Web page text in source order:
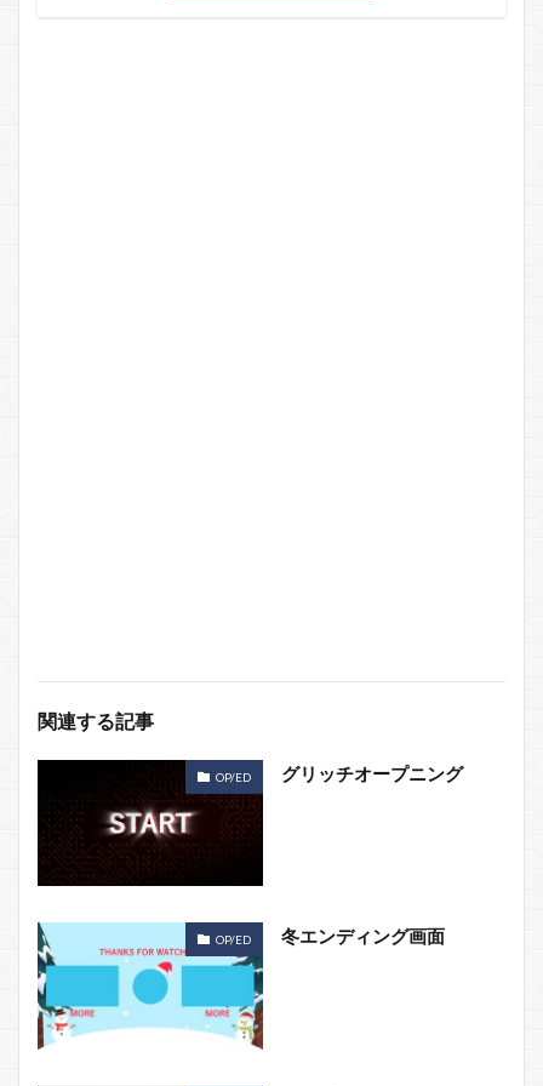
関連する記事
OP/ED グリッチオープニング
OP/ED 冬エンディング画面